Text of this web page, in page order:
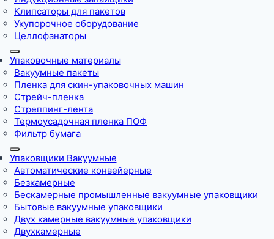
Клипсаторы для пакетов
Укупорочное оборудование
Целлофанаторы
Упаковочные материалы
Вакуумные пакеты
Пленка для скин-упаковочных машин
Стрейч-пленка
Стреппинг-лента
Термоусадочная пленка ПОФ
Фильтр бумага
Упаковщики Вакуумные
Автоматические конвейерные
Безкамерные
Бескамерные промышленные вакуумные упаковщики
Бытовые вакуумные упаковщики
Двух камерные вакуумные упаковщики
Двухкамерные